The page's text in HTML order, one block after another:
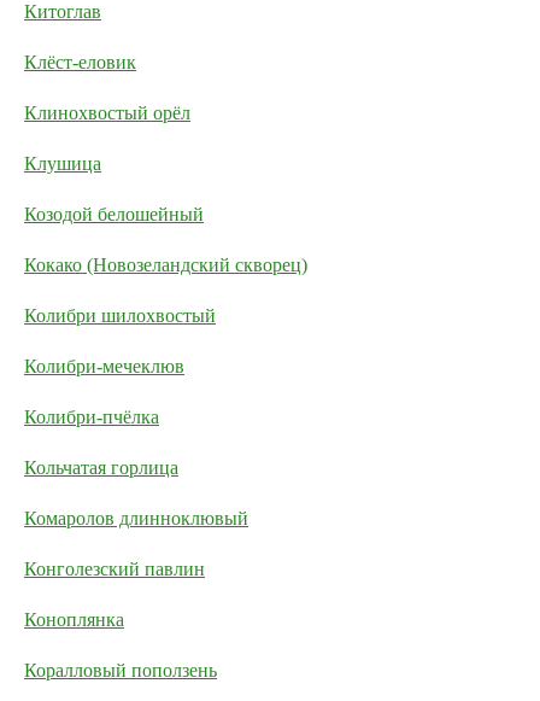
Китоглав
Клёст-еловик
Клинохвостый орёл
Клушица
Козодой белошейный
Кокако (Новозеландский скворец)
Колибри шилохвостый
Колибри-мечеклюв
Колибри-пчёлка
Кольчатая горлица
Комаролов длинноклювый
Конголезский павлин
Коноплянка
Коралловый поползень